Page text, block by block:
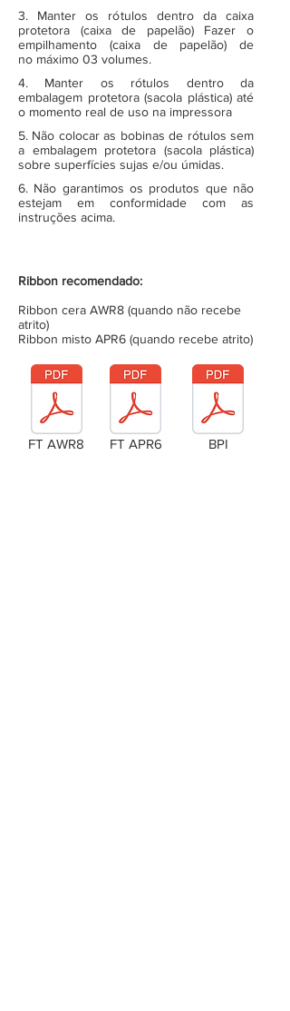
3. Manter os rótulos dentro da caixa
protetora (caixa de papelão) Fazer o
empilhamento (caixa de papelão) de
no máximo 03 volumes.
4. Manter os rótulos dentro da
embalagem protetora (sacola plástica) até
o momento real de uso na impressora
5. Não colocar as bobinas de rótulos sem
a embalagem protetora (sacola plástica)
sobre superfícies sujas e/ou úmidas.
6. Não garantimos os produtos que não
estejam em conformidade com as
instruções acima.
Ribbon recomendado:
Ribbon cera AWR8 (quando não recebe
atrito)
Ribbon misto APR6 (quando recebe atrito)
FT AWR8 FT APR6 BPI